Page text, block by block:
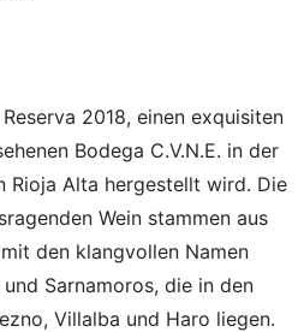
Reserva 2018, einen exquisiten
Bodega C.V.N.E. in der
Rioja Alta hergestellt wird. Die
Wein stammen aus
den klangvollen Namen
Sarnamoros, die in den
Villalba und Haro liegen.